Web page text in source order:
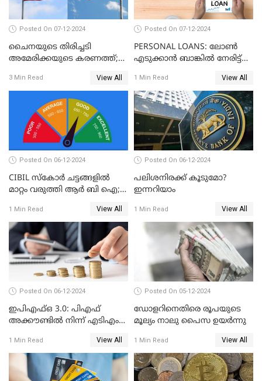
Posted On 07-12-2024
ചൈനയുടെ തിരിച്ചടി
അമേരിക്കയുടെ കരണത്ത്;
3 Min Read View All
Posted On 07-12-2024
PERSONAL LOANS: ലോൺ
എടുക്കാൻ ബാങ്കിൽ നേരിട്ട്
ചെയ്തുകൂടേ?
1 Min Read View All
Posted On 06-12-2024
CIBIL സ്കോർ ചട്ടങ്ങളിൽ
മാറ്റം വരുത്തി ആർ ബി ഐ;
ലോൺ എടുത്തവരും
അറിഞ്ഞിരിക്കേണ്ട
കാര്യങ്ങൾ
1 Min Read View All
Posted On 06-12-2024
പലിശനിരക്ക് കൂടുമോ?
ഇന്നറിയാം
1 Min Read View All
Posted On 06-12-2024
ഇപിഎഫ്ഒ 3.0: പിഎഫ്
അക്കൗണ്ടിൽ നിന്ന് എടിഎം
1 Min Read View All
Posted On 05-12-2024
ഡോളറിനെതിരെ രൂപയുടെ
മൂല്യം നാലു പൈസ ഉയര്‍ന്നു
1 Min Read View All